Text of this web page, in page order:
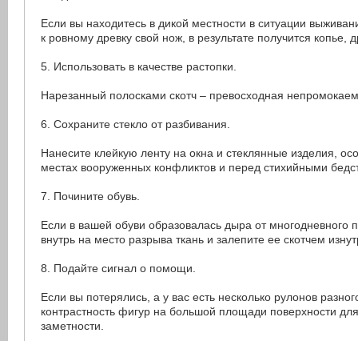
Если вы находитесь в дикой местности в ситуации
к ровному древку свой нож, в результате получится копье,
5. Использовать в качестве растопки.
Нарезанный полосками скотч – превосходная
6. Сохраните стекло от разбивания.
Нанесите клейкую ленту на окна и стеклянные изделия,
местах вооруженных конфликтов и перед стихийными
7. Почините обувь.
Если в вашей обуви образовалась дыра от многодневного
внутрь на место разрыва ткань и залепите ее скотчем
8. Подайте сигнал о помощи.
Если вы потерялись, а у вас есть несколько рулонов
контрастность фигур на большой площади поверхности
заметности.